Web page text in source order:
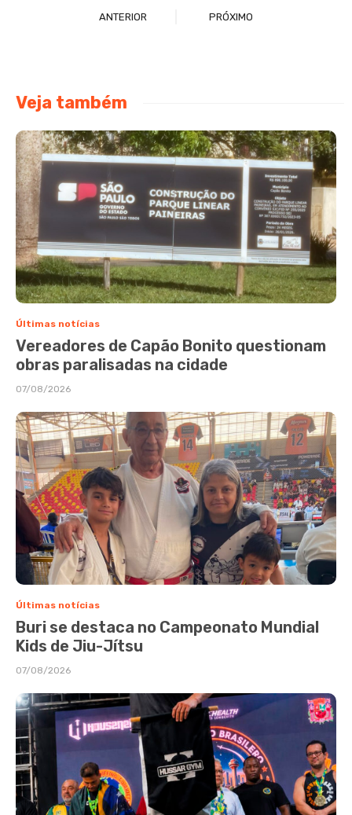
ANTERIOR PRÓXIMO
Veja também
Últimas notícias
Vereadores de Capão Bonito questionam
obras paralisadas na cidade
07/08/2026
Últimas notícias
Buri se destaca no Campeonato Mundial
Kids de Jiu-Jítsu
07/08/2026